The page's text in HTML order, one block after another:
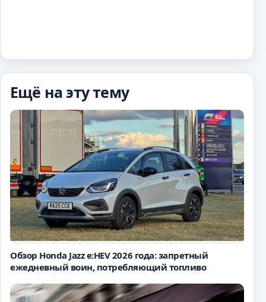
Ещё на эту тему
Обзор Honda Jazz e:HEV 2026 года: запретный
ежедневный воин, потребляющий топливо